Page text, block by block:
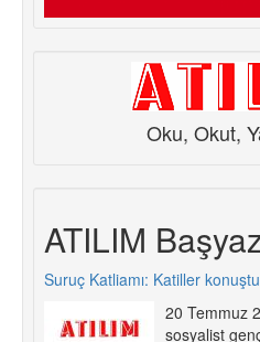
Oku, Okut,
ATILIM
Suruç Katliamı: Katiller
20 Temmuz
sosyalist